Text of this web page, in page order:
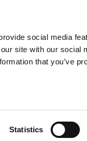
social media
site with our social
that you’ve
Statistics